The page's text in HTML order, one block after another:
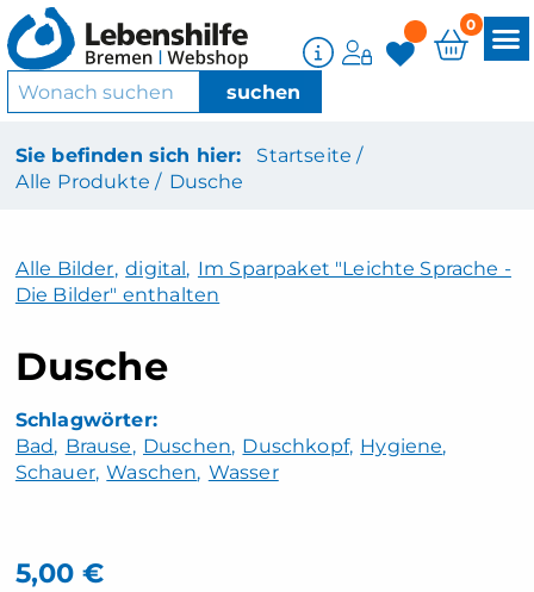
0
Sie befinden sich hier:
Startseite /
Alle Produkte / Dusche
Alle Bilder, digital, Im Sparpaket "Leichte Sprache -
Die Bilder" enthalten
Dusche
Bad Brause Duschen Duschkopf Hygiene
Schauer Waschen Wasser
5,00 €